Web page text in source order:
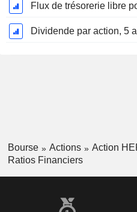
Dividende par action, 5
Bourse Actions Action
Ratios Financiers